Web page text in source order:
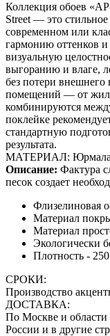
Коллекция обоев
Street — это
современном или
гармонию оттенков и
визуальную
выгоранию и влаге,
без потери
помещений — от
комбинируются
поклейке
стандартную
результата.
МАТЕРИАЛ: Юрмала
Описание: Фактура
песок создает
Флизелиновая
Материал
Материал
Экологически
Плотность - 250
СРОКИ:
Производство
ДОСТАВКА:
По Москве и
России и в другие